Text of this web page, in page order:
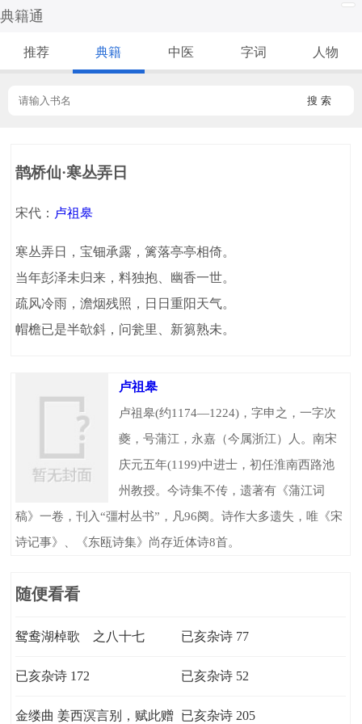
典籍通
推荐 典籍 中医 字词 人物
搜 索
鹊桥仙·寒丛弄日
宋代： 卢祖皋
寒丛弄日，宝钿承露，篱落亭亭相倚。
当年彭泽未归来，料独抱、幽香一世。
疏风冷雨，澹烟残照，日日重阳天气。
帽檐已是半欹斜，问瓮里、新篘熟未。
卢祖皋
卢祖皋(约1174—1224)，字申之，一字次
夔，号蒲江，永嘉（今属浙江）人。南宋
庆元五年(1199)中进士，初任淮南西路池
州教授。今诗集不传，遗著有《蒲江词
稿》一卷，刊入“彊村丛书”，凡96阕。诗作大多遗失，唯《宋
诗记事》、《东瓯诗集》尚存近体诗8首。
随便看看
鸳鸯湖棹歌 之八十七 已亥杂诗 77
已亥杂诗 172 已亥杂诗 52
金缕曲 姜西溟言别，赋此赠 已亥杂诗 205